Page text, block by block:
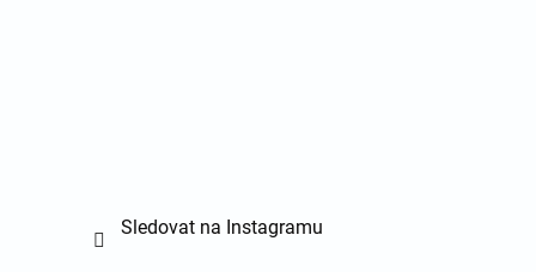
Sledovat na Instagramu